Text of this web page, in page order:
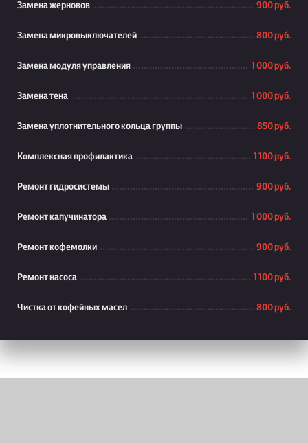
Замена жерновов 900 руб.
Замена микровыключателей 800 руб.
Замена модуля управления 1 000 руб.
Замена тена 1 000 руб.
Замена уплотнительного кольца группы 850 руб.
Комплексная профилактика 1 100 руб.
Ремонт гидросистемы 900 руб.
Ремонт капучинатора 1 000 руб.
Ремонт кофемолки 900 руб.
Ремонт насоса 1 100 руб.
Чистка от кофейных масел 800 руб.